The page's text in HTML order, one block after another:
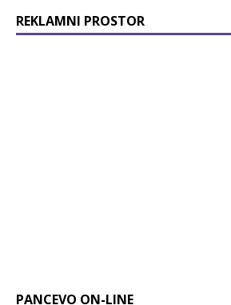
REKLAMNI PROSTOR
PANCEVO ON-LINE